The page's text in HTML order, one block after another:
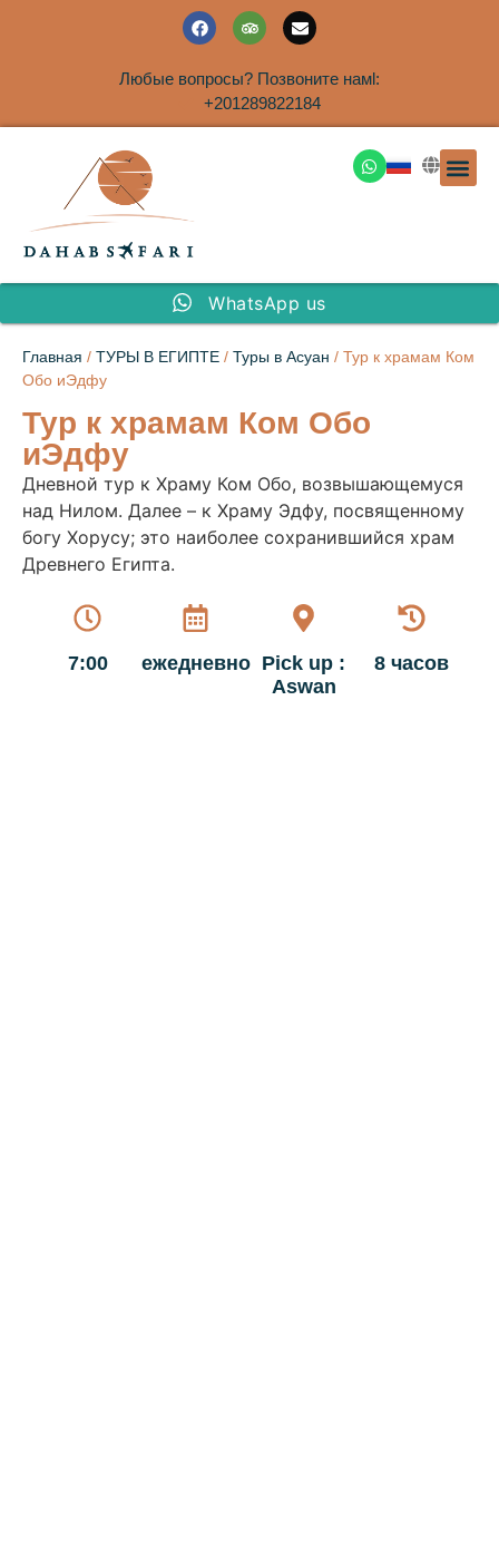
Любые вопросы? Позвоните намl:
+201289822184
WhatsApp us
Главная / ТУРЫ В ЕГИПТЕ / Туры в Асуан / Тур к храмам Ком
Обо иЭдфу
Тур к храмам Ком Обо
иЭдфу
Дневной тур к Храму Ком Обо, возвышающемуся
над Нилом. Далее – к Храму Эдфу, посвященному
богу Хорусу; это наиболее сохранившийся храм
Древнего Египта.
7:00 ежедневно Pick up :
Aswan
8 часов